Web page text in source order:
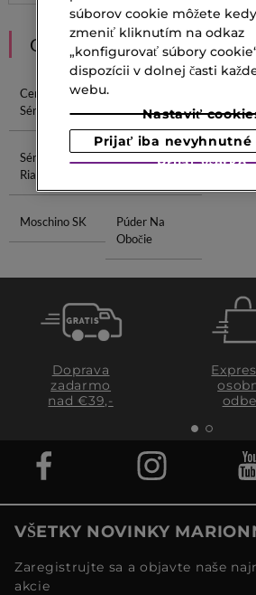
ODPORÚČANIA
Centella
Sérum
Vitamínom C
Vrásky
Sérum Na
Riasy
Sérum Na
Púder
Moschino SK
Púder Na
Obočie
Doprava
zadarmo
nad €39,-
VŠETKY NOVINKY
Zaregistrujte sa a objavte naše
akcie
súborov cookie môžete
zmeniť kliknutím na odkaz
„konfigurovať súbory
dispozícii v dolnej časti
webu.
Nastaviť
Prijať iba nevyhnutné
Prijať všetko